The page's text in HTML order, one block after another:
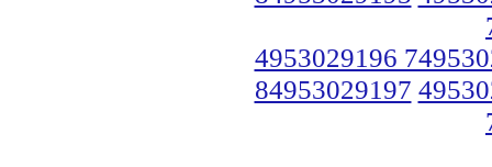
4953029196
84953029197